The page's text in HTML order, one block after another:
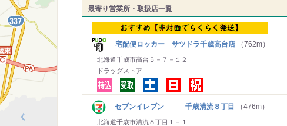
最寄り営業所・取扱店一覧
宅配便ロッカー サツドラ千歳高台店 （762m）
北海道千歳市高台５－７－１２
ドラッグストア
セブンイレブン 千歳清流８丁目 （476m）
北海道千歳市清流８丁目１－１